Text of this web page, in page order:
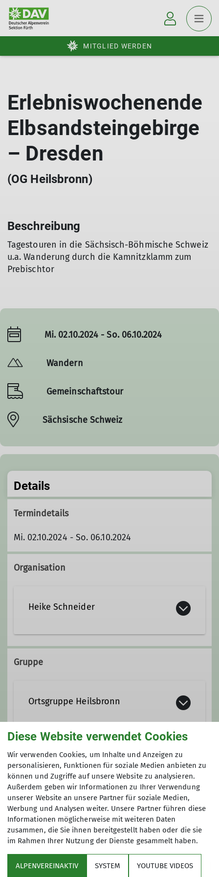
MITGLIED WERDEN
Erlebniswochenende
Elbsandsteingebirge
– Dresden
(OG Heilsbronn)
Beschreibung
Tagestouren in die Sächsisch-Böhmische Schweiz
u.a. Wanderung durch die Kamnitzklamm zum
Prebischtor
Mi. 02.10.2024 - So. 06.10.2024
Wandern
Gemeinschaftstour
Sächsische Schweiz
Details
Termindetails
Mi. 02.10.2024 - So. 06.10.2024
Organisation
Heike Schneider
Gruppe
Ortsgruppe Heilsbronn
Die Ortsgruppe besteht inzwischen
seit über 15 Jahren und kann auf viele
Unternehmungen rund um Heilsbronn,
in der Fränkischen Schweiz, dem
Fichtelgebige und in den Alpen
zurückblicken. So war man in den
Zillertaler Alpen, den Hohen Tauern,
im Toten Gebirge, in den Allgäuer
Alpen und in den Bayerischen Alpen (
Kanufahrten auf der Altmühl, Naab,
Anmeldung
Auskunft und Anmeldung bei Jürgen
Schneider Tel. 09872-805480 oder über
heilsbronn@alpenverein-fuerth.de
Diese Website verwendet Cookies
Wir verwenden Cookies, um Inhalte und Anzeigen zu
personalisieren, Funktionen für soziale Medien anbieten zu
können und Zugriffe auf unsere Website zu analysieren.
Außerdem geben wir Informationen zu Ihrer Verwendung
unserer Website an unsere Partner für soziale Medien,
Werbung und Analysen weiter. Unsere Partner führen diese
Informationen möglicherweise mit weiteren Daten
zusammen, die Sie ihnen bereitgestellt haben oder die sie
im Rahmen Ihrer Nutzung der Dienste gesammelt haben.
ALPENVEREINAKTIV SYSTEM YOUTUBE VIDEOS